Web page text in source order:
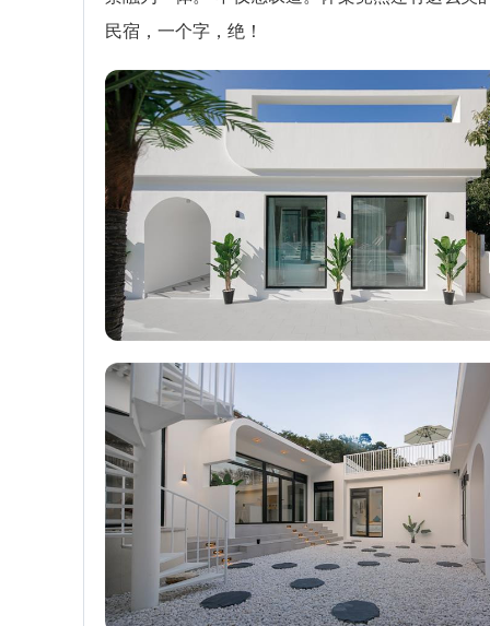
民宿，一个字，绝！